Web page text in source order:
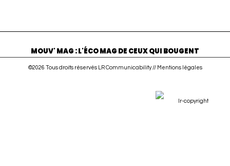
MOUV' MAG : L'ÉCO MAG DE CEUX QUI BOUGENT
©2026 Tous droits réservés LR Communicability // Mentions légales